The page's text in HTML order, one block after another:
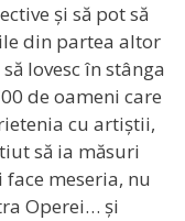
și să pot să
din partea altor
lovesc în stânga
de oameni care
cu artiștii,
să ia măsuri
meseria, nu
Operei… și